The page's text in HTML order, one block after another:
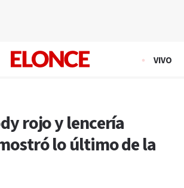
VIVO
rojo y lencería
lo último de la